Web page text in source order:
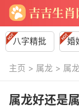
八字精批 婚
主页 > 属龙 > 属
属龙好还是